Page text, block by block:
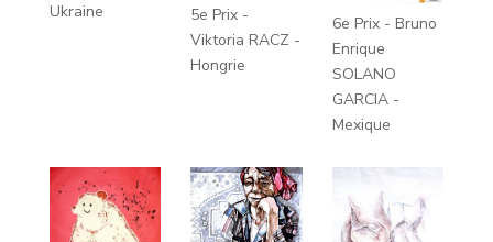
Ukraine
5e Prix -
Viktoria RACZ -
Hongrie
6e Prix - Bruno
Enrique
SOLANO
GARCIA -
Mexique